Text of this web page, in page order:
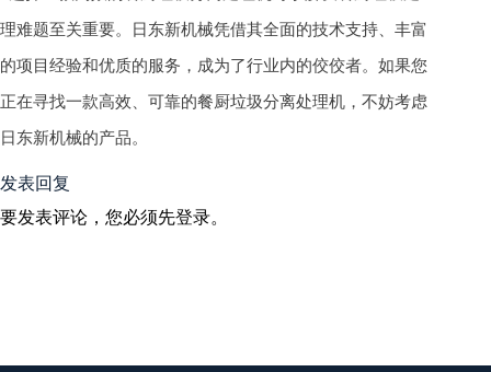
理难题至关重要。日东新机械凭借其全面的技术支持、丰富
的项目经验和优质的服务，成为了行业内的佼佼者。如果您
正在寻找一款高效、可靠的餐厨垃圾分离处理机，不妨考虑
日东新机械的产品。
发表回复
要发表评论，您必须先登录。